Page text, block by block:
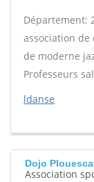
Département:
association
de moderne
Professeurs
ldanse
Dojo
Association